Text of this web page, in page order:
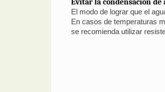
El modo de lograr que el
En casos de temperaturas
se recomienda utilizar